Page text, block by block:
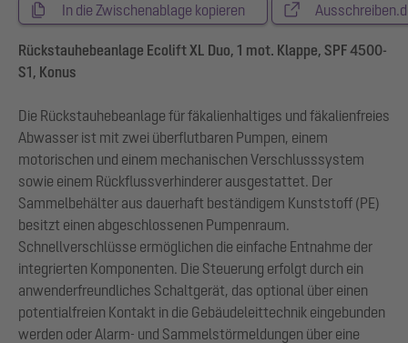
In die Zwischenablage kopieren
Rückstauhebeanlage Ecolift XL Duo, 1 mot. Klappe, SPF 4500-
S1, Konus
Die Rückstauhebeanlage für fäkalienhaltiges und fäkalienfreies
Abwasser ist mit zwei überflutbaren Pumpen, einem
motorischen und einem mechanischen Verschlusssystem
sowie einem Rückflussverhinderer ausgestattet. Der
Sammelbehälter aus dauerhaft beständigem Kunststoff (PE)
besitzt einen abgeschlossenen Pumpenraum.
Schnellverschlüsse ermöglichen die einfache Entnahme der
integrierten Komponenten. Die Steuerung erfolgt durch ein
anwenderfreundliches Schaltgerät, das optional über einen
potentialfreien Kontakt in die Gebäudeleittechnik eingebunden
werden oder Alarm- und Sammelstörmeldungen über eine